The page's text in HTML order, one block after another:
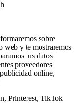
sobre
web y te mostraremos
tus datos
proveedores
online,
Printerest, TikTok